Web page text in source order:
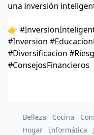
una inversión
👉
#Inversion
#Diversificacion
#ConsejosFinancieros
Belleza Cocina
Hogar
Informática